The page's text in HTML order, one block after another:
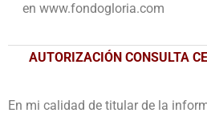
en www.fondogloria.com
AUTORIZACIÓN CONSULTA
En mi calidad de titular de la